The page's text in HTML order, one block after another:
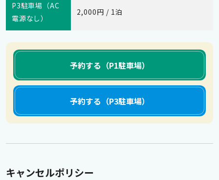
P3駐車場（AC
電源なし）
2,000円 / 1泊
予約する（P1駐車場）
予約する（P3駐車場）
キャンセルポリシー